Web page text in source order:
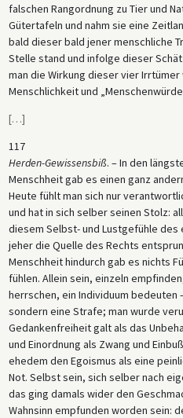
falschen Rangordnung zu Tier und
Gütertafeln und nahm sie eine
bald dieser bald jener menschliche
Stelle stand und infolge dieser
man die Wirkung dieser vier
Menschlichkeit und
[…]
117
Herden-Gewissensbiß. – In den
Menschheit gab es einen ganz
Heute fühlt man sich nur
und hat in sich selber seinen Stolz:
diesem Selbst- und Lustgefühle des
jeher die Quelle des Rechts
Menschheit hindurch gab es nichts
fühlen. Allein sein, einzeln
herrschen, ein Individuum bedeuten
sondern eine Strafe; man wurde
Gedankenfreiheit galt als das
und Einordnung als Zwang und
ehedem den Egoismus als eine
Not. Selbst sein, sich selber nach
das ging damals wider den
Wahnsinn empfunden worden sein: